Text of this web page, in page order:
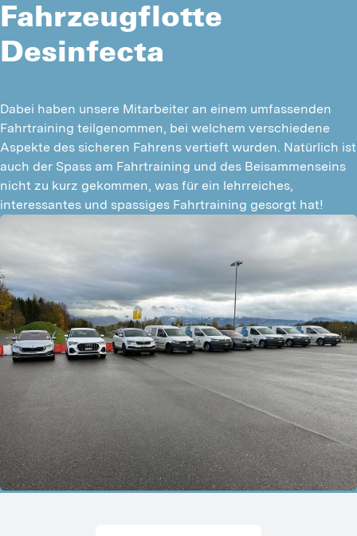
Fahrzeugflotte
Desinfecta
Dabei haben unsere Mitarbeiter an einem umfassenden
Fahrtraining teilgenommen, bei welchem verschiedene
Aspekte des sicheren Fahrens vertieft wurden. Natürlich ist
auch der Spass am Fahrtraining und des Beisammenseins
nicht zu kurz gekommen, was für ein lehrreiches,
interessantes und spassiges Fahrtraining gesorgt hat!